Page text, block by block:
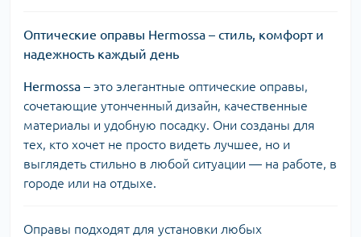
Оптические оправы Hermossa – стиль, комфорт и
надежность каждый день
Hermossa – это элегантные оптические оправы,
сочетающие утонченный дизайн, качественные
материалы и удобную посадку. Они созданы для
тех, кто хочет не просто видеть лучшее, но и
выглядеть стильно в любой ситуации — на работе, в
городе или на отдыхе.
Оправы подходят для установки любых